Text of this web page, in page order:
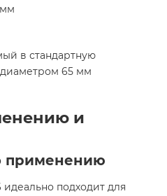
в стандартную
65 мм
и
применению
идеально подходит для